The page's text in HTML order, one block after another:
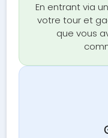
En entrant via
votre tour et
que vous